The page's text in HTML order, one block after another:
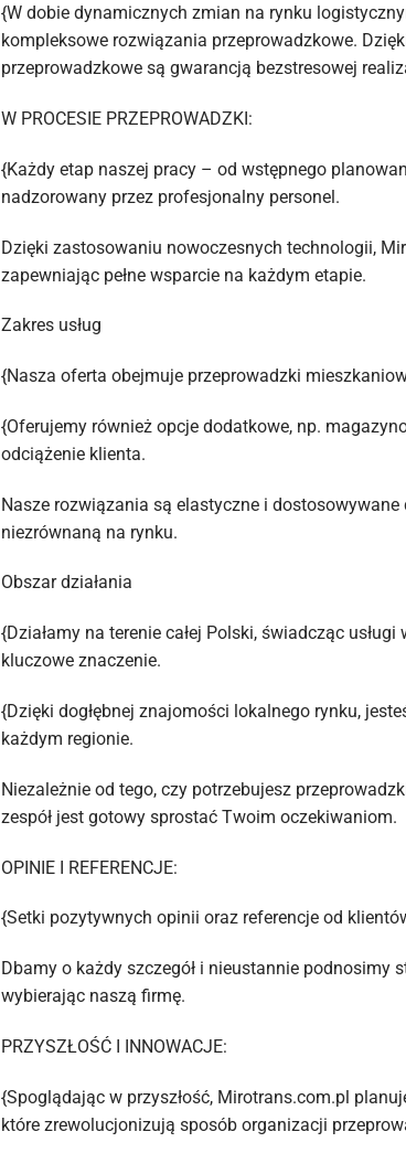
{W dobie dynamicznych zmian na rynku
kompleksowe rozwiązania przeprowadzkowe.
przeprowadzkowe są gwarancją bezstresowej
W PROCESIE PRZEPROWADZKI:
{Każdy etap naszej pracy – od wstępnego
nadzorowany przez profesjonalny personel.
Dzięki zastosowaniu nowoczesnych technologii,
zapewniając pełne wsparcie na każdym etapie.
Zakres usług
{Nasza oferta obejmuje przeprowadzki
{Oferujemy również opcje dodatkowe, np.
odciążenie klienta.
Nasze rozwiązania są elastyczne i
niezrównaną na rynku.
Obszar działania
{Działamy na terenie całej Polski, świadcząc
kluczowe znaczenie.
{Dzięki dogłębnej znajomości lokalnego rynku,
każdym regionie.
Niezależnie od tego, czy potrzebujesz
zespół jest gotowy sprostać Twoim oczekiwaniom.
OPINIE I REFERENCJE:
{Setki pozytywnych opinii oraz referencje od
Dbamy o każdy szczegół i nieustannie podnosimy
wybierając naszą firmę.
PRZYSZŁOŚĆ I INNOWACJE:
{Spoglądając w przyszłość, Mirotrans.com.pl
które zrewolucjonizują sposób organizacji